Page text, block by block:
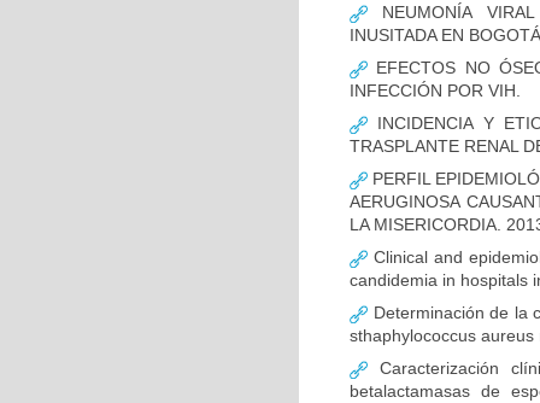
NEUMONÍA
INUSITADA EN
EFECTOS NO
INFECCIÓN POR VIH.
INCIDENCIA Y
TRASPLANTE RENAL
PERFIL
AERUGINOSA
LA MISERICORDIA.
Clinical and
candidemia in hospitals
Determinación de la
sthaphylococcus
Caracterización
betalactamasas de